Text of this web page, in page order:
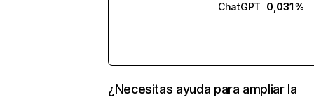
ChatGPT 0,031 %
¿Necesitas ayuda para ampliar la